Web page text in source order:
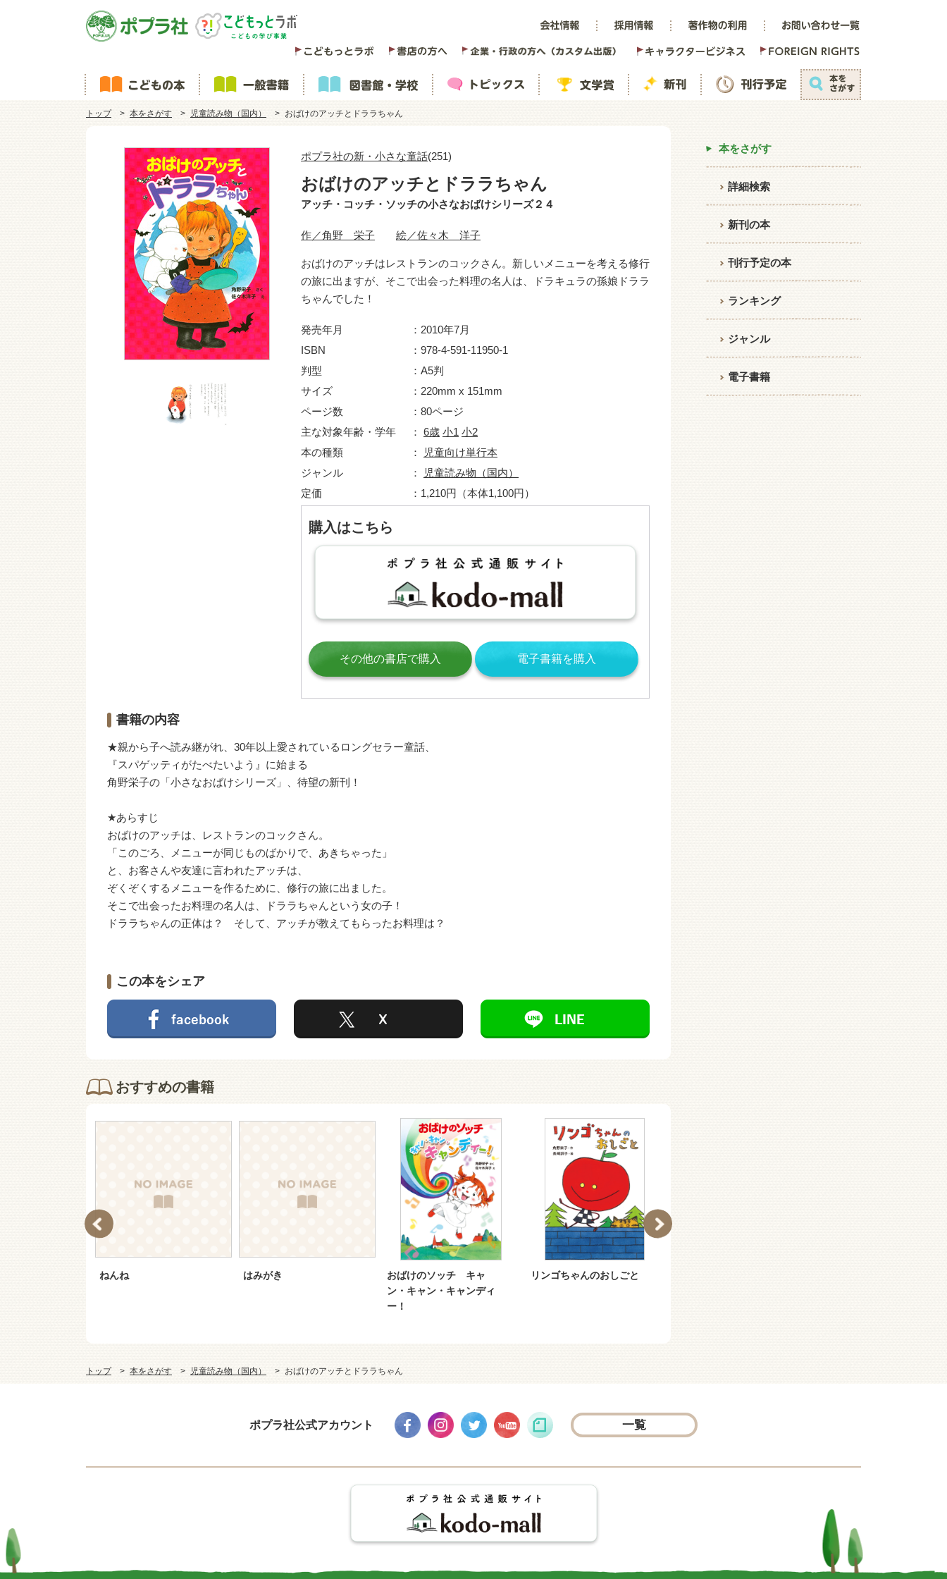
トップ 本をさがす 児童読み物（国内） おばけのアッチとドララちゃん
ポプラ社の新・小さな童話(251)
おばけのアッチとドララちゃん
アッチ・コッチ・ソッチの小さなおばけシリーズ２４
作／角野 栄子 絵／佐々木 洋子
おばけのアッチはレストランのコックさん。新しいメニューを考える修行
の旅に出ますが、そこで出会った料理の名人は、ドラキュラの孫娘ドララ
ちゃんでした！
発売年月
2010年7月
ISBN
978-4-591-11950-1
判型
A5判
サイズ
220mm x 151mm
ページ数
80ページ
主な対象年齢・学年
6歳 小1 小2
本の種類
児童向け単行本
ジャンル
児童読み物（国内）
定価
1,210円（本体1,100円）
購入はこちら
その他の書店で購入 電子書籍を購入
書籍の内容
★親から子へ読み継がれ、30年以上愛されているロングセラー童話、
『スパゲッティがたべたいよう』に始まる
角野栄子の「小さなおばけシリーズ」、待望の新刊！
★あらすじ
おばけのアッチは、レストランのコックさん。
「このごろ、メニューが同じものばかりで、あきちゃった」
と、お客さんや友達に言われたアッチは、
ぞくぞくするメニューを作るために、修行の旅に出ました。
そこで出会ったお料理の名人は、ドララちゃんという女の子！
ドララちゃんの正体は？ そして、アッチが教えてもらったお料理は？
この本をシェア
おすすめの書籍
ねんね はみがき
おばけのソッチ キャ
ン・キャン・キャンディ
ー！
リンゴちゃんのおしごと
本をさがす
詳細検索
新刊の本
刊行予定の本
ランキング
ジャンル
電子書籍
トップ 本をさがす 児童読み物（国内） おばけのアッチとドララちゃん
ポプラ社公式アカウント 一覧